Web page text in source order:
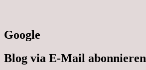
Google
Blog via E-Mail abonnieren